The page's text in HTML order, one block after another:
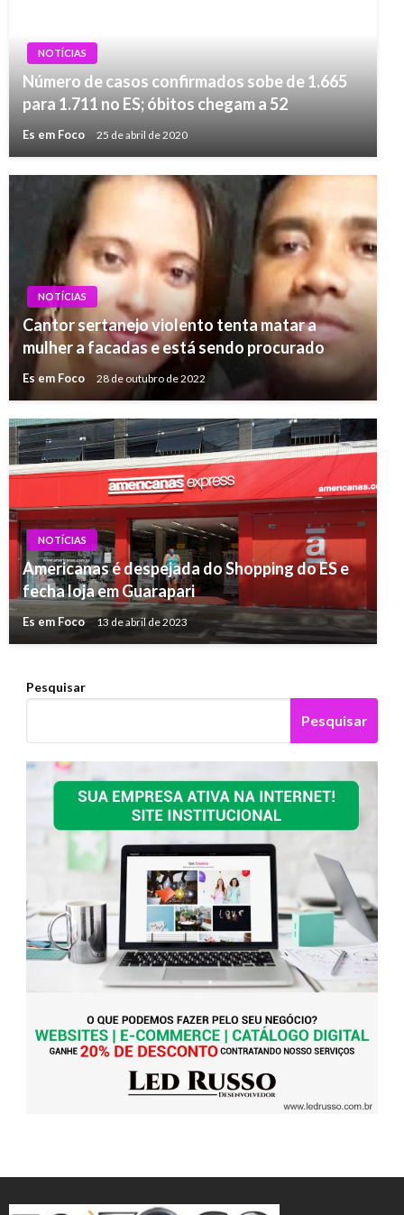
NOTÍCIAS
Número de casos confirmados sobe de 1.665
para 1.711 no ES; óbitos chegam a 52
Es em Foco 25 de abril de 2020
NOTÍCIAS
Cantor sertanejo violento tenta matar a
mulher a facadas e está sendo procurado
Es em Foco 28 de outubro de 2022
NOTÍCIAS
Americanas é despejada do Shopping do ES e
fecha loja em Guarapari
Es em Foco 13 de abril de 2023
Pesquisar
Pesquisar